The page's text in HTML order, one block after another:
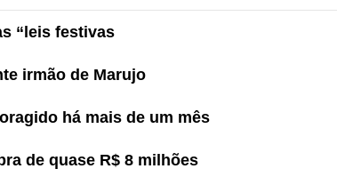
“leis festivas
irmão de Marujo
há mais de um mês
de quase R$ 8 milhões